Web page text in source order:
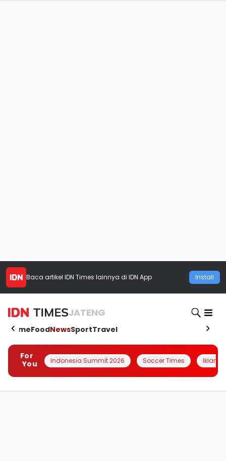
Baca artikel IDN Times lainnya di IDN App Install
JATENG
HomeFoodNewsSportTravel
For
You
Indonesia Summit 2026 Soccer Times Iklanin